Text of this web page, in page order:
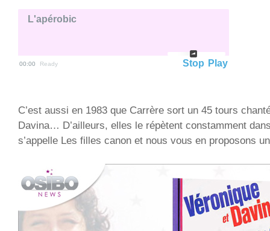
L'apérobic
00:00 Ready Play
Stop
C’est aussi en 1983 que Carrère sort un 45 tours
Davina… D’ailleurs, elles le répètent constamment
s’appelle Les filles canon et nous vous en proposons